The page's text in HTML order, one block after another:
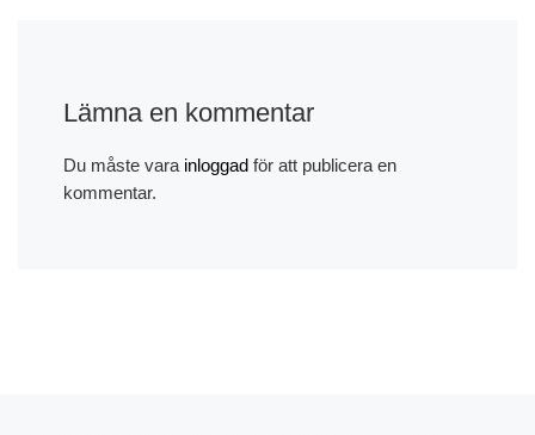
Lämna en kommentar
Du måste vara inloggadför att publicera en
kommentar.